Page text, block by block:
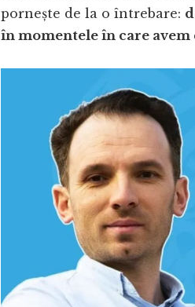
pornește de la o întrebare:
în momentele în care avem